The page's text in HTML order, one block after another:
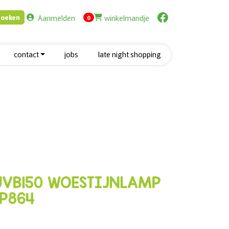
Aanmelden 0items in cart
winkelmandje
contact jobs late night shopping
WOESTIJNLAMP